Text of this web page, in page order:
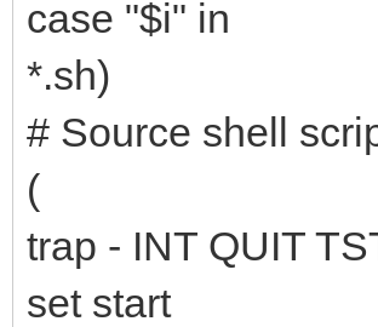
case "$i" in
*.sh)
# Source shell
(
trap - INT QUIT
set start